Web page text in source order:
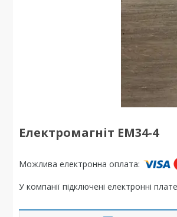
Електромагніт ЕМ34-4
У компанії підключені електронні